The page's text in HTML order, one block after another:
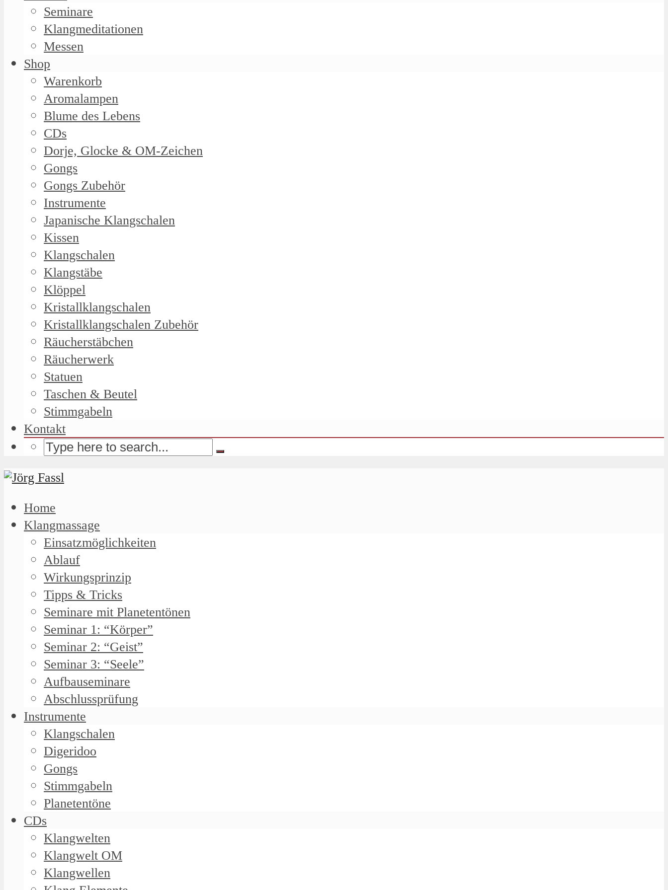
Seminare
Klangmeditationen
Messen
Shop
Warenkorb
Aromalampen
Blume des Lebens
CDs
Dorje, Glocke & OM-Zeichen
Gongs
Gongs Zubehör
Instrumente
Japanische Klangschalen
Kissen
Klangschalen
Klangstäbe
Klöppel
Kristallklangschalen
Kristallklangschalen Zubehör
Räucherstäbchen
Räucherwerk
Statuen
Taschen & Beutel
Stimmgabeln
Kontakt
Home
Klangmassage
Einsatzmöglichkeiten
Ablauf
Wirkungsprinzip
Tipps & Tricks
Seminare mit Planetentönen
Seminar 1: “Körper”
Seminar 2: “Geist”
Seminar 3: “Seele”
Aufbauseminare
Abschlussprüfung
Instrumente
Klangschalen
Digeridoo
Gongs
Stimmgabeln
Planetentöne
CDs
Klangwelten
Klangwelt OM
Klangwellen